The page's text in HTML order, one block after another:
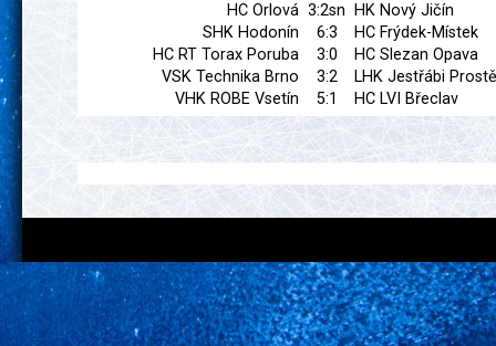
HC Orlová 3:2sn
HK Nový Jičín
SHK Hodonín
6:3
HC Frýdek-Místek
HC RT Torax Poruba
3:0
HC Slezan Opava
VSK Technika Brno
3:2
LHK Jestřábi
VHK ROBE Vsetín
5:1 HC LVI Břeclav